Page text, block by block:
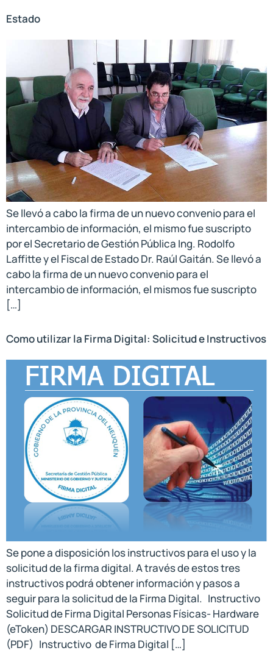
Estado
Se llevó a cabo la firma de un nuevo convenio para el
intercambio de información, el mismo fue suscripto
por el Secretario de Gestión Pública Ing. Rodolfo
Laffitte y el Fiscal de Estado Dr. Raúl Gaitán. Se llevó a
cabo la firma de un nuevo convenio para el
intercambio de información, el mismos fue suscripto
[…]
Como utilizar la Firma Digital: Solicitud e Instructivos
Se pone a disposición los instructivos para el uso y la
solicitud de la firma digital. A través de estos tres
instructivos podrá obtener información y pasos a
seguir para la solicitud de la Firma Digital. Instructivo
Solicitud de Firma Digital Personas Físicas- Hardware
(eToken) DESCARGAR INSTRUCTIVO DE SOLICITUD
(PDF) Instructivo de Firma Digital […]